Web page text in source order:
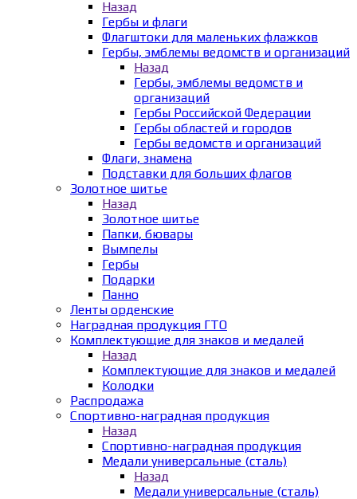
Назад
Гербы и флаги
Флагштоки для маленьких флажков
Гербы, эмблемы ведомств и организаций
Назад
Гербы, эмблемы ведомств и
организаций
Гербы Российской Федерации
Гербы областей и городов
Гербы ведомств и организаций
Флаги, знамена
Подставки для больших флагов
Золотное шитье
Назад
Золотное шитье
Папки, бювары
Вымпелы
Гербы
Подарки
Панно
Ленты орденские
Наградная продукция ГТО
Комплектующие для знаков и медалей
Назад
Комплектующие для знаков и медалей
Колодки
Распродажа
Спортивно-наградная продукция
Назад
Спортивно-наградная продукция
Медали универсальные (сталь)
Назад
Медали универсальные (сталь)